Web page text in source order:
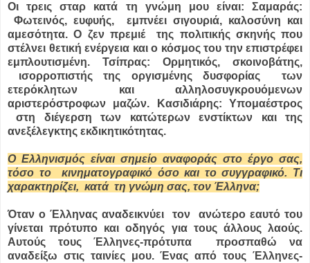
Οι τρεις σταρ κατά τη γνώμη μου είναι: Σαμαράς:
Φωτεινός, ευφυής, εμπνέει σιγουριά, καλοσύνη και
αμεσότητα. Ο ζεν πρεμιέ της πολιτικής σκηνής που
στέλνει θετική ενέργεια και ο κόσμος του την επιστρέφει
εμπλουτισμένη. Τσίπρας: Ορμητικός, σκοινοβάτης,
ισορροπιστής της οργισμένης δυσφορίας των
ετερόκλητων και αλληλοσυγκρουόμενων
αριστερόστροφων μαζών. Κασιδιάρης: Υπομαέστρος
στη διέγερση των κατώτερων ενστίκτων και της
ανεξέλεγκτης εκδικητικότητας.
Ο Ελληνισμός είναι σημείο αναφοράς στο έργο σας,
τόσο το κινηματογραφικό όσο και το συγγραφικό. Τι
χαρακτηρίζει, κατά τη γνώμη σας, τον Έλληνα;
Όταν ο Έλληνας αναδεικνύει τον ανώτερο εαυτό του
γίνεται πρότυπο και οδηγός για τους άλλους λαούς.
Αυτούς τους Έλληνες-πρότυπα προσπαθώ να
αναδείξω στις ταινίες μου. Ένας από τους Έλληνες-